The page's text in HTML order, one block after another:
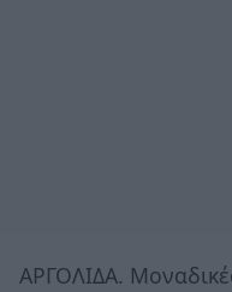
ΑΡΓΟΛΙΔΑ.